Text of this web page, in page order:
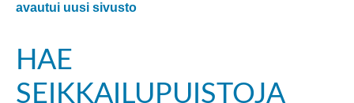
avautui uusi sivusto
HAE
SEIKKAILUPUISTOJA